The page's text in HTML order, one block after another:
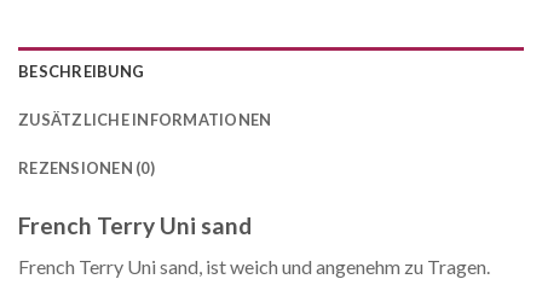
BESCHREIBUNG
ZUSÄTZLICHE INFORMATIONEN
REZENSIONEN (0)
French Terry Uni sand
French Terry Uni sand, ist weich und angenehm zu Tragen.